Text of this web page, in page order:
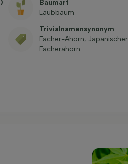
Baumart
Laubbaum
Trivialnamensynonym
Fächer-Ahorn, Japanischer
Fächerahorn